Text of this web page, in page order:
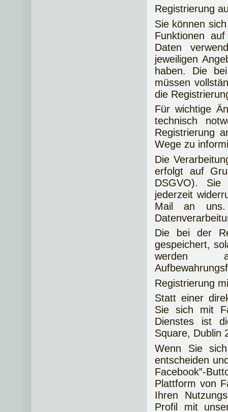
Registrierung
Sie können
Funktionen
Daten
jeweiligen
haben. Die
müssen
die
Für wichtige
technisch
Registrierung
Wege zu
Die
erfolgt auf
DSGVO).
jederzeit
Mail an uns.
Die bei der
gespeichert,
werden
Registrierung
Statt einer
Sie sich mit
Dienstes ist
Square, Dublin
Wenn Sie
entscheiden
Facebook”-
Plattform von
Ihren
Profil mit